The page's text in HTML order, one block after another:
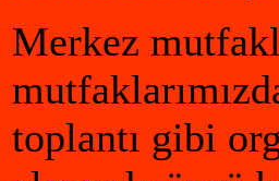
Merkez
toplantı gibi